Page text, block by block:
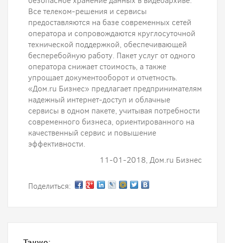
Все телеком-решения и сервисы
предоставляются на базе современных сетей
оператора и сопровождаются круглосуточной
технической поддержкой, обеспечивающей
бесперебойную работу. Пакет услуг от одного
оператора снижает стоимость, а также
упрощает документооборот и отчетность.
«Дом.ru Бизнес» предлагает предпринимателям
надежный интернет-доступ и облачные
сервисы в одном пакете, учитывая потребности
современного бизнеса, ориентированного на
качественный сервис и повышение
эффективности.
11-01-2018, Дом.ru Бизнес
Поделиться: